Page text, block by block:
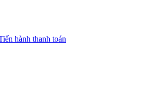
hành thanh toán